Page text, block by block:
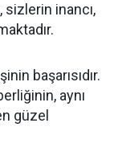
sizlerin inancı,
başarısıdır.
aynı
güzel